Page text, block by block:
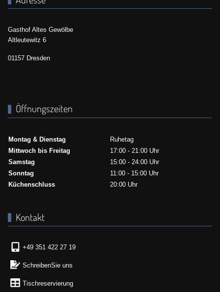
Gasthof Altes Gewölbe
Altleutewitz 6
01157 Dresden
Öffnungszeiten
Montag & Dienstag
Ruhetag
Mittwoch bis Freitag
17:00 - 21:00 Uhr
Samstag
15:00 - 24:00 Uhr
Sonntag
11:00 - 15:00 Uhr
Küchenschluss
20:00 Uhr
Kontakt
+49 351 422 27 19
SchreibenSie uns
Tischreservierung